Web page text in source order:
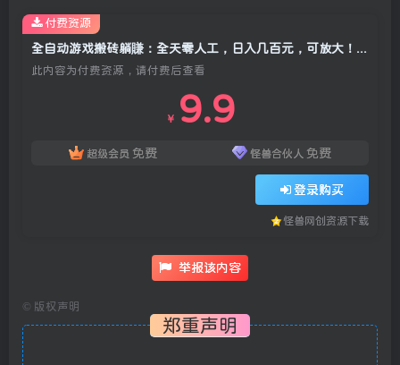
全自动游戏搬砖躺賺：全天零人工，日入几百元，可放大！【揭秘】
此内容为付费资源，请付费后查看
￥ 9.9
超级会员 免费 怪兽合伙人 免费
登录购买
怪兽网创资源下载
付费资源
举报该内容
© 版权声明
郑重声明